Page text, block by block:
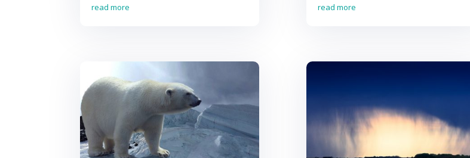
read more
read more